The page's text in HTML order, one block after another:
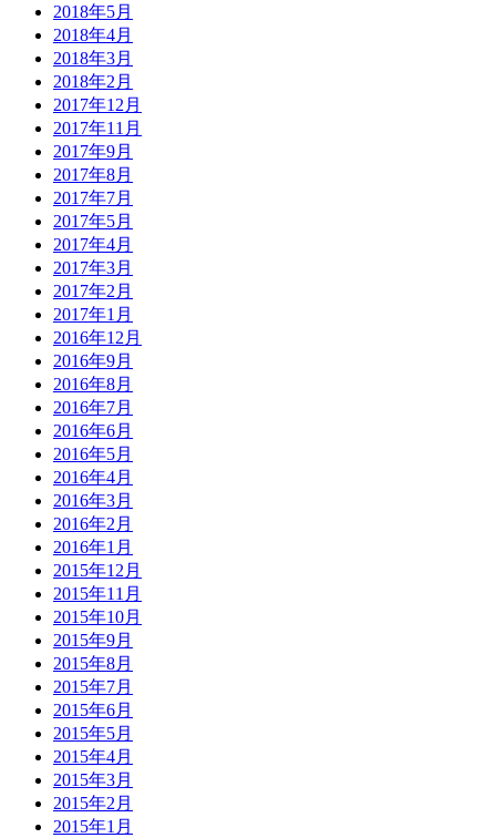
2018年5月
2018年4月
2018年3月
2018年2月
2017年12月
2017年11月
2017年9月
2017年8月
2017年7月
2017年5月
2017年4月
2017年3月
2017年2月
2017年1月
2016年12月
2016年9月
2016年8月
2016年7月
2016年6月
2016年5月
2016年4月
2016年3月
2016年2月
2016年1月
2015年12月
2015年11月
2015年10月
2015年9月
2015年8月
2015年7月
2015年6月
2015年5月
2015年4月
2015年3月
2015年2月
2015年1月